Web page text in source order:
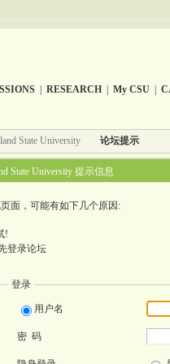
| RESEARCH| My CSU|
State University 论坛提示
State University 提示信息
面，可能有如下几个原因:
!
登录论坛
登录
用户名
密 码